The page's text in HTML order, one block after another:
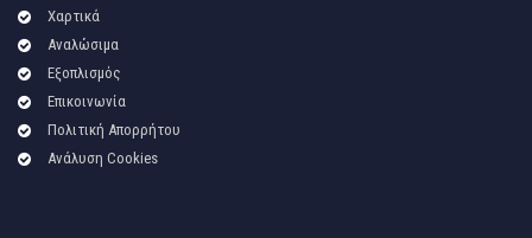
Χαρτικά
Αναλώσιμα
Εξοπλισμός
Επικοινωνία
Πολιτική Απορρήτου
Ανάλυση Cookies